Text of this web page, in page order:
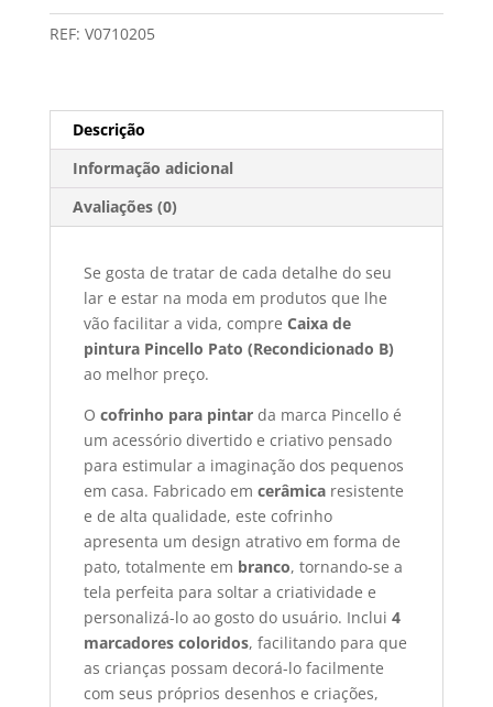
REF: V0710205
Descrição
Informação adicional
Avaliações (0)
Se gosta de tratar de cada detalhe do seu
lar e estar na moda em produtos que lhe
vão facilitar a vida, compre Caixa de
pintura Pincello Pato (Recondicionado B)
ao melhor preço.
O cofrinho para pintarda marca Pincello é
um acessório divertido e criativo pensado
para estimular a imaginação dos pequenos
em casa. Fabricado em cerâmicaresistente
e de alta qualidade, este cofrinho
apresenta um design atrativo em forma de
pato, totalmente em branco, tornando-se a
tela perfeita para soltar a criatividade e
personalizá-lo ao gosto do usuário. Inclui 4
marcadores coloridos, facilitando para que
as crianças possam decorá-lo facilmente
com seus próprios desenhos e criações,